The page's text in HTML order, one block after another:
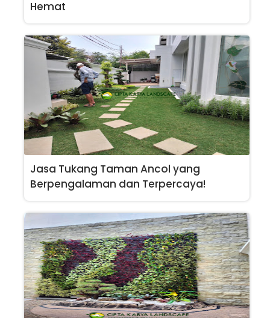
Hemat
Jasa Tukang Taman Ancol yang
Berpengalaman dan Terpercaya!